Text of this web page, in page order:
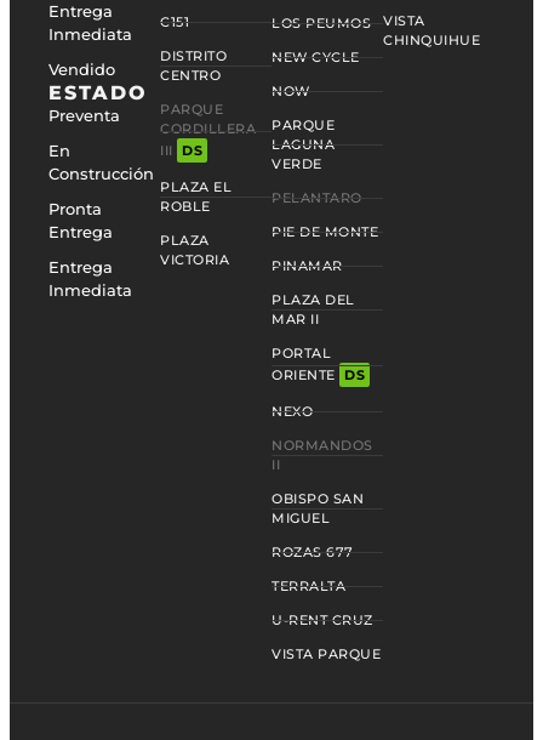
Entrega
Inmediata
Vendido
ESTADO
Preventa
En
Construcción
Pronta
Entrega
Entrega
Inmediata
C151
DISTRITO
CENTRO
PARQUE
CORDILLERA
III
DS
PLAZA EL
ROBLE
PLAZA
VICTORIA
LOS PEUMOS
NEW CYCLE
NOW
PARQUE
LAGUNA
VERDE
PELANTARO
PIE DE MONTE
PINAMAR
PLAZA DEL
MAR II
PORTAL
ORIENTE
DS
NEXO
NORMANDOS
II
OBISPO SAN
MIGUEL
ROZAS 677
TERRALTA
U-RENT CRUZ
VISTA PARQUE
VISTA
CHINQUIHUE